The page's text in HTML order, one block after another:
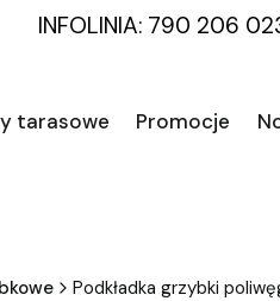
INFOLINIA: 790 206
tarasowe Promocje
Podkładka grzybki